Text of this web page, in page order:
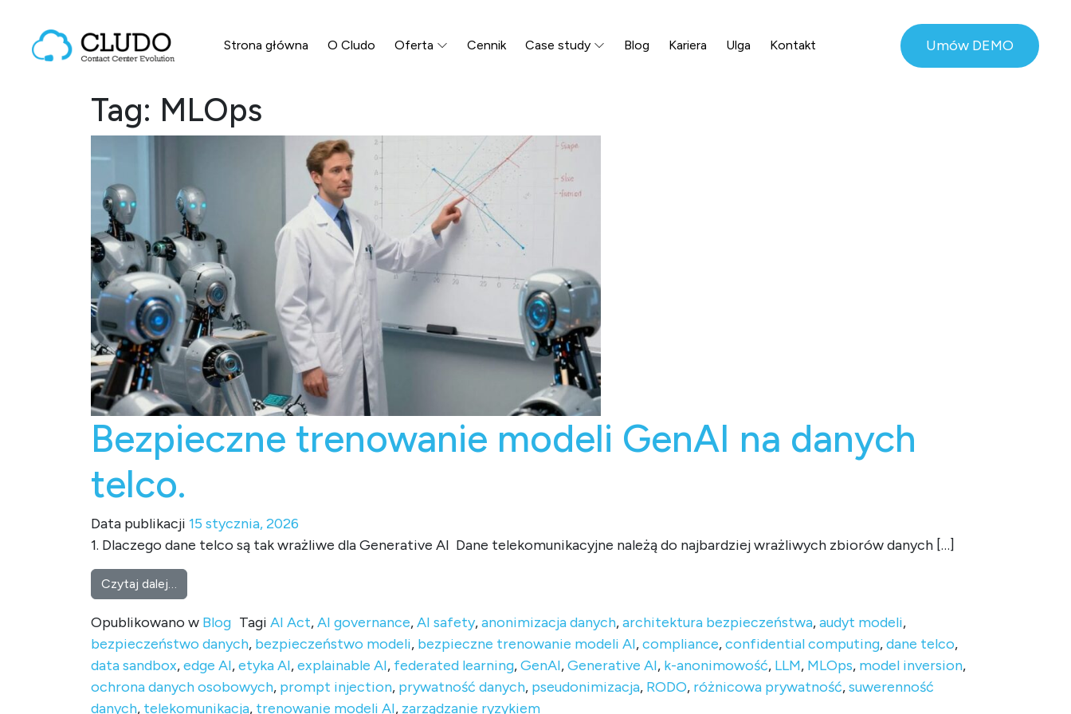
Main Navigation
Strona główna O Cludo Oferta Cennik Case study Blog Kariera Ulga Kontakt Umów DEMO
Tag: MLOps
Bezpieczne trenowanie modeli GenAI na danych
telco.
Data publikacji 15 stycznia, 2026
1. Dlaczego dane telco są tak wrażliwe dla Generative AI Dane telekomunikacyjne należą do najbardziej wrażliwych zbiorów danych […]
Czytaj dalej…
Opublikowano w Blog Tagi AI Act,AI governance,AI safety,anonimizacja danych,architektura bezpieczeństwa,audyt modeli,
bezpieczeństwo danych, bezpieczeństwo modeli, bezpieczne trenowanie modeli AI,compliance,confidential computing,dane telco,
data sandbox,edge AI,etyka AI,explainable AI, federated learning,GenAI,Generative AI, k-anonimowość, LLM, MLOps, model inversion,
ochrona danych osobowych, prompt injection, prywatność danych, pseudonimizacja, RODO, różnicowa prywatność,suwerenność
danych, telekomunikacja, trenowanie modeli AI, zarządzanie ryzykiem